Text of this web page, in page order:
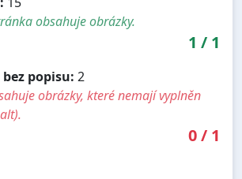
obsahuje obrázky.
1 / 1
popisu: 2
obrázky, které nemají vyplněn
0/ 1